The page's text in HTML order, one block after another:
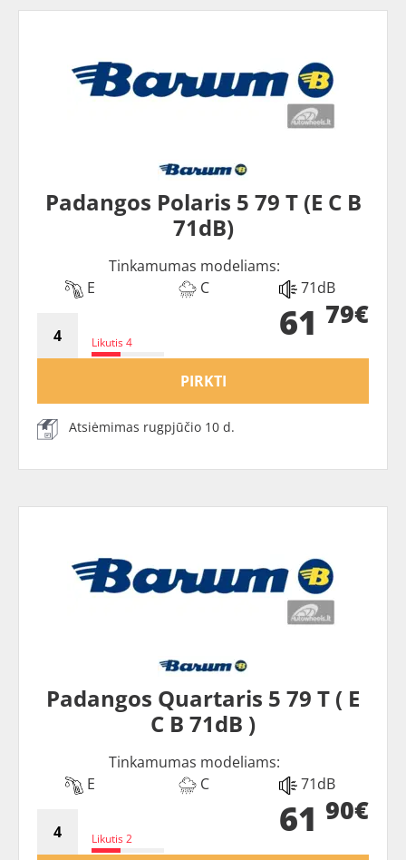
Padangos Polaris 5 79 T (E C B
71dB)
Tinkamumas modeliams:
E
C 71dB
Likutis 4 61 79€
PIRKTI
Atsiėmimas rugpjūčio 10 d.
Padangos Quartaris 5 79 T ( E
C B 71dB )
Tinkamumas modeliams:
E
C 71dB
Likutis 2 61 90€